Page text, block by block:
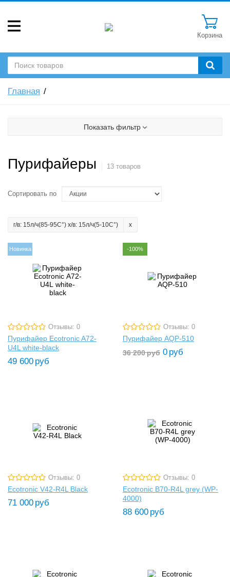
Корзина
Главная
Показать фильтр
Пурифайеры 13 товаров
Сортировать по
г/в: 15л/ч(85-95C°) х/в: 15л/ч(5-10C°)
Новинка
Отзывы: 0
Пурифайер Ecotronic A72-
U4L white-black
49 600 руб
-100%
Отзывы: 0
Пурифайер AQP-510
36 200руб 0 руб
Отзывы: 0
Ecotronic V42-R4L Black
71 000 руб
Отзывы: 0
Ecotronic B70-R4L grey (WP-
4000)
88 600 руб